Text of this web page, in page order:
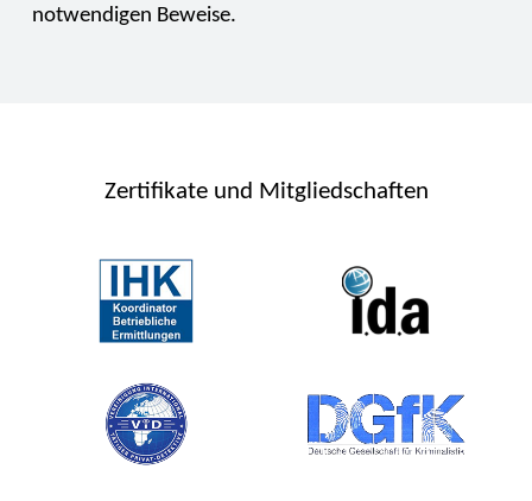
notwendigen Beweise.
Zertifikate und Mitgliedschaften